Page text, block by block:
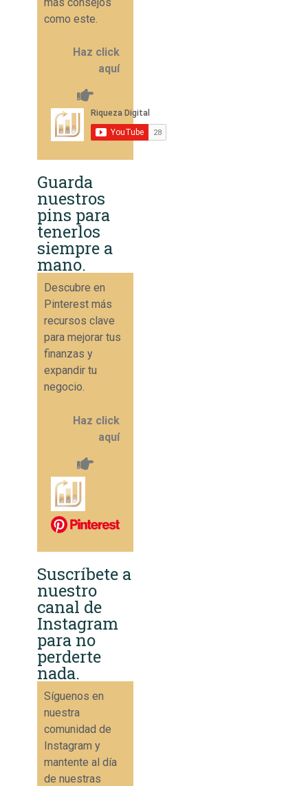
como este.
Haz click
aquí
Guarda
nuestros
pins para
tenerlos
siempre a
mano.
Descubre en
Pinterest más
recursos clave
para mejorar tus
finanzas y
expandir tu
negocio.
Haz click
aquí
Suscríbete a
nuestro
canal de
Instagram
para no
perderte
nada.
Síguenos en
nuestra
comunidad de
Instagram y
mantente al día
de nuestras